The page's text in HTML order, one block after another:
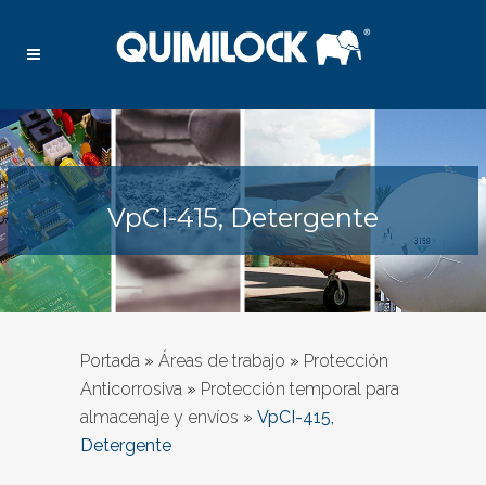
VpCI-415, Detergente
Portada » Áreas de trabajo » Protección
Anticorrosiva » Protección temporal para
almacenaje y envíos » VpCI-415,
Detergente